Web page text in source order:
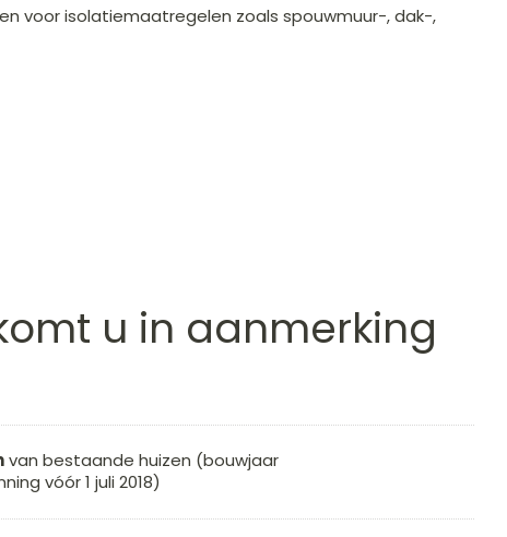
voor isolatiemaatregelen zoals spouwmuur-, dak-,
u in aanmerking
van bestaande huizen (bouwjaar
vóór 1 juli 2018)